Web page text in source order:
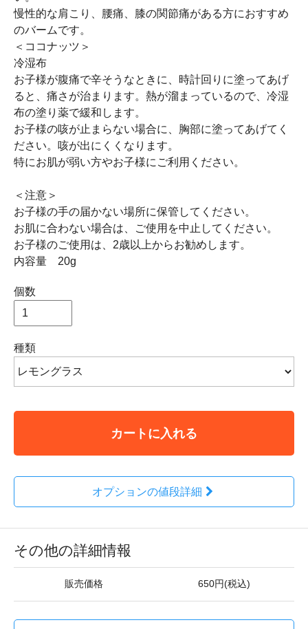
慢性的な肩こり、腰痛、膝の関節痛がある方におすすめ
のバームです。
＜ココナッツ＞
冷湿布
お子様が腹痛で辛そうなときに、時計回りに塗ってあげ
ると、痛さが治まります。熱が溜まっているので、冷湿
布の塗り薬で緩和します。
お子様の咳が止まらない場合に、胸部に塗ってあげてく
ださい。咳が出にくくなります。
特にお肌が弱い方やお子様にご利用ください。
＜注意＞
お子様の手の届かない場所に保管してください。
お肌に合わない場合は、ご使用を中止してください。
お子様のご使用は、2歳以上からお勧めします。
内容量 20g
個数
種類
カートに入れる
オプションの値段詳細
その他の詳細情報
販売価格 650円(税込)